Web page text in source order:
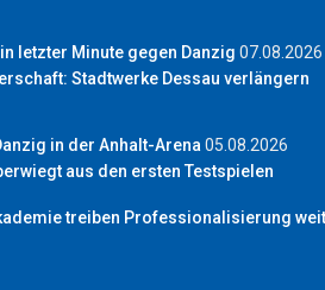
letzter Minute gegen Danzig 07.08.2026
Stadtwerke Dessau verlängern
in der Anhalt-Arena 05.08.2026
aus den ersten Testspielen
treiben Professionalisierung